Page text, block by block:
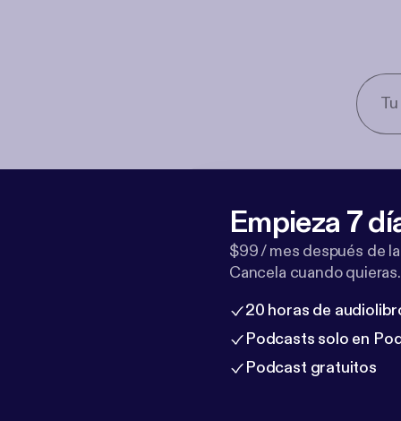
Empieza 7
$99 / mes después de
Cancela cuando quieras.
20 horas de
Podcasts solo en
Podcast gratuitos